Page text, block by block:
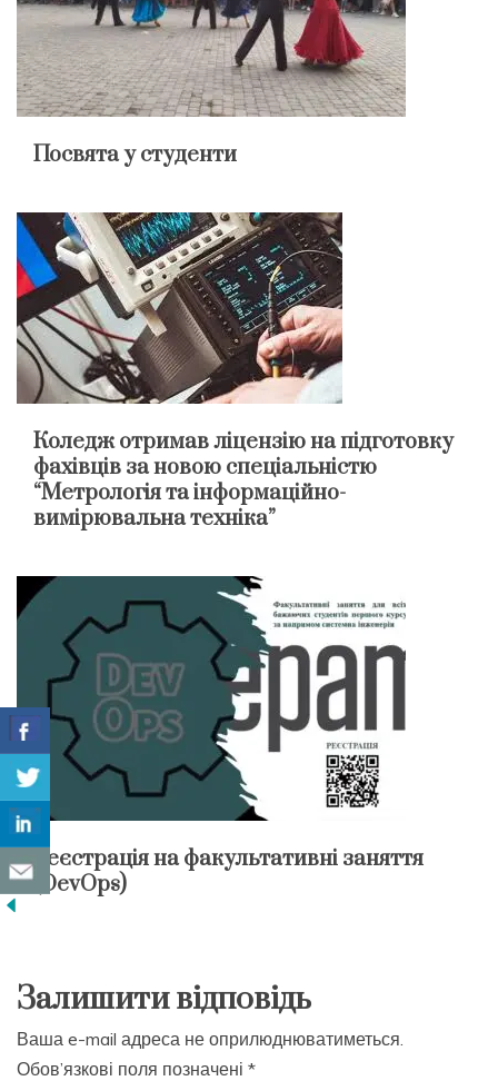
Посвята у студенти
Коледж отримав ліцензію на підготовку
фахівців за новою спеціальністю
“Метрологія та інформаційно-
вимірювальна техніка”
Реєстрація на факультативні заняття
(DevOps)
Залишити відповідь
Ваша e-mail адреса не оприлюднюватиметься.
Обов’язкові поля позначені *